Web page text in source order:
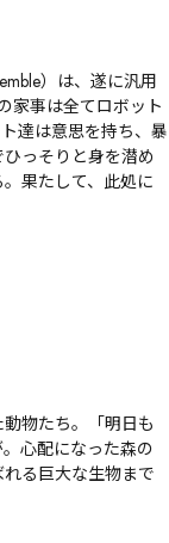
）は、遂に汎用
家事は全てロボット
達は意思を持ち、暴
っそりと身を潜め
果たして、此処に
物たち。「明日も
心配になった森の
る巨大な生物まで